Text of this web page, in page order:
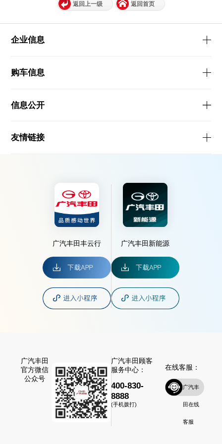
返回上一级 返回首页
企业信息
购车信息
信息公开
友情链接
广汽丰田丰云行 广汽丰田新能源
广汽丰田
官方微信
公众号
广汽丰田顾客
服务中心：
400-830-
8888
(手机拨打)
在线客服：
广汽丰
田在线
客服